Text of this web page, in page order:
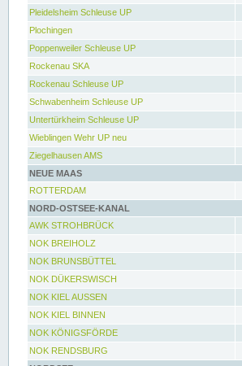
Pleidelsheim Schleuse UP
Plochingen
Poppenweiler Schleuse UP
Rockenau SKA
Rockenau Schleuse UP
Schwabenheim Schleuse UP
Untertürkheim Schleuse UP
Wieblingen Wehr UP neu
Ziegelhausen AMS
NEUE MAAS
ROTTERDAM
NORD-OSTSEE-KANAL
AWK STROHBRÜCK
NOK BREIHOLZ
NOK BRUNSBÜTTEL
NOK DÜKERSWISCH
NOK KIEL AUSSEN
NOK KIEL BINNEN
NOK KÖNIGSFÖRDE
NOK RENDSBURG